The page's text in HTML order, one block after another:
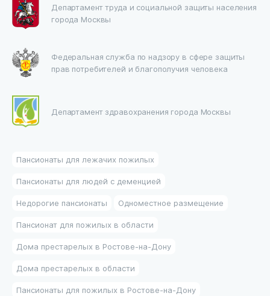
Департамент труда и социальной защиты населения
города Москвы
Федеральная служба по надзору в сфере защиты
прав потребителей и благополучия человека
Департамент здравохранения города Москвы
Пансионаты для лежачих пожилых
Пансионаты для людей с деменцией
Недорогие пансионаты Одноместное размещение
Пансионат для пожилых в области
Дома престарелых в Ростове-на-Дону
Дома престарелых в области
Пансионаты для пожилых в Ростове-на-Дону